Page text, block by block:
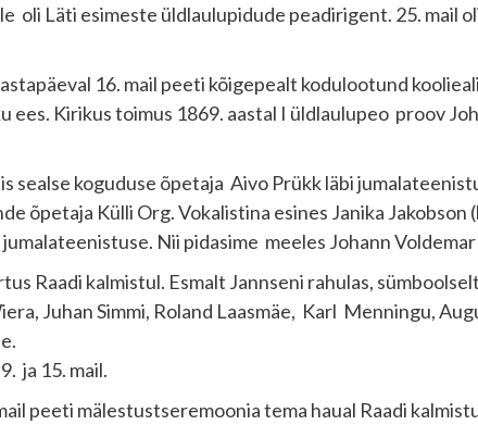
oli Läti esimeste üldlaulupidude peadirigent. 25. mail
16. mail peeti kõigepealt kodulootund
Kirikus toimus 1869. aastal I üldlaulupeo proov
sealse koguduse õpetaja Aivo Prükk läbi
õpetaja Külli Org. Vokalistina esines Janika
Nii pidasime meeles Johann Voldemar
Raadi kalmistul. Esmalt Jannseni rahulas,
Juhan Simmi, Roland Laasmäe, Karl Menningu,
ja 15. mail.
peeti mälestustseremoonia tema haual Raadi